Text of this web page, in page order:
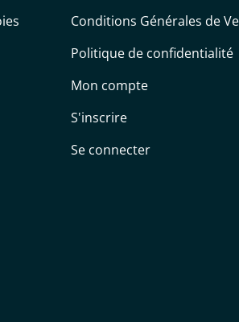
Conditions Générales de
Politique de confidentialité
Mon compte
S'inscrire
Se connecter